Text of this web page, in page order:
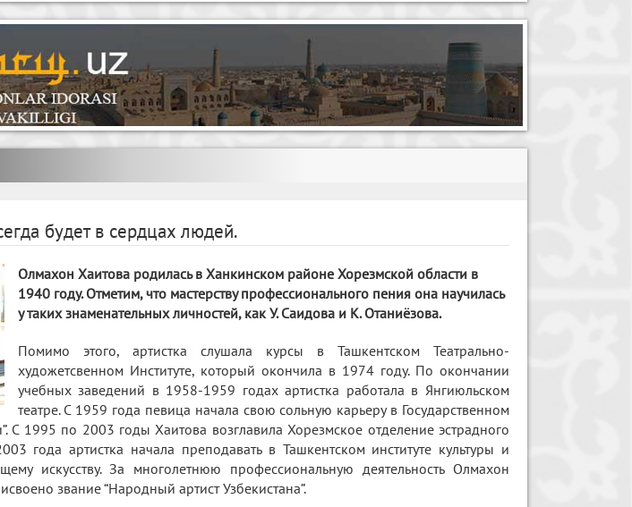
будет в сердцах людей.
Олмахон Хаитова родилась в Ханкинском районе Хорезмской области в
1940 году. Отметим, что мастерству профессионального пения она научилась
у таких знаменательных личностей, как У. Саидова и К. Отаниёзова.
Помимо этого, артистка слушала курсы в Ташкентском Театрально-
художетсвенном Институте, который окончила в 1974 году. По окончании
учебных заведений в 1958-1959 годах артистка работала в Янгиюльском
театре. С 1959 года певица начала свою сольную карьеру в Государственном
С 1995 по 2003 годы Хаитова возглавила Хорезмское отделение эстрадного
года артистка начала преподавать в Ташкентском институте культуры и
искусству. За многолетнюю профессиональную деятельность Олмахон
звание “Народный артист Узбекистана”.